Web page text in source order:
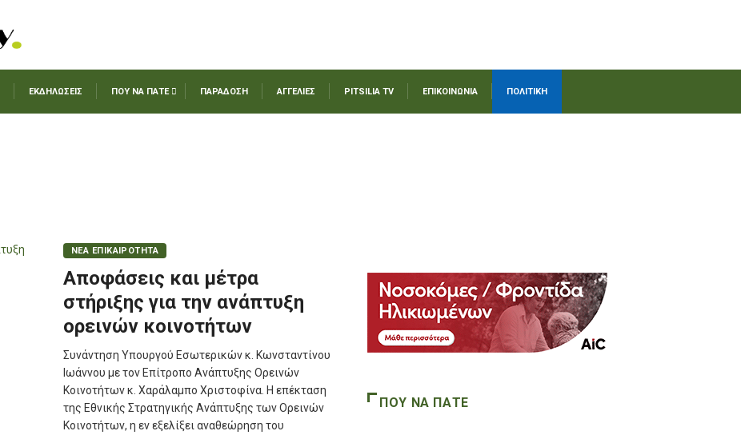
ΕΚΔΗΛΩΣΕΙΣ ΠΟΥ ΝΑ ΠΑΤΕ ΠΑΡΑΔΟΣΗ ΑΓΓΕΛΙΕΣ PITSILIA TV ΕΠΙΚΟΙΝΩΝΙΑ ΠΟΛΙΤΙΚΗ
ΝΕΑ ΕΠΙΚΑΙΡΟΤΗΤΑ
Αποφάσεις και μέτρα
στήριξης για την ανάπτυξη
ορεινών κοινοτήτων
Συνάντηση Υπουργού Εσωτερικών κ. Κωνσταντίνου
Ιωάννου με τον Επίτροπο Ανάπτυξης Ορεινών
Κοινοτήτων κ. Χαράλαμπο Χριστοφίνα. Η επέκταση
της Εθνικής Στρατηγικής Ανάπτυξης των Ορεινών
Κοινοτήτων, η εν εξελίξει αναθεώρηση του
ΠΟΥ ΝΑ ΠΑΤΕ